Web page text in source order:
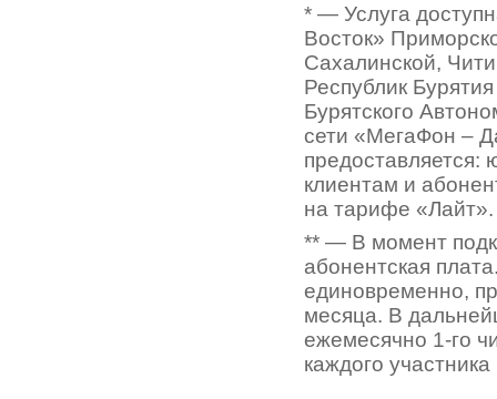
* — Услуга
Восток»
Сахалинской,
Республик
Бурятского
сети «МегаФон –
клиентам и
на тарифе «Лайт».
** — В момент
абонентская
единовременно,
месяца. В
ежемесячно 1-го
каждого участника